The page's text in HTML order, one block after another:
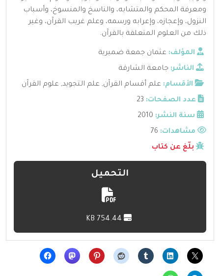
ومعرفة المحكم والمتشابه، والناسخ والمنسوخ، وأسباب
النزول، وإعجازه، وإعرابه ورسمه، وعلم غريب القرآن، وغير
ذلك من العلوم المتعلقة بالقرآن.
المؤلف: عثمان جمعة ضميرية
الناشر: جامعة الشارقة
الأقسام: علم أقسام القرآن, علم التجويد, علوم القرآن
عدد الصفحات: 23
سنة النشر: 2010
مشاهدات:
بلّغ عن كتاب
التحميل